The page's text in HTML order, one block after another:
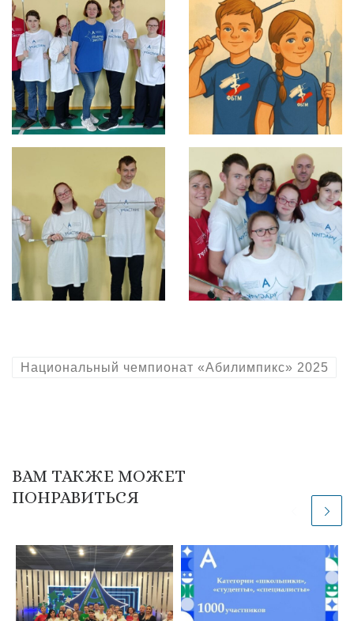
Национальный чемпионат «Абилимпикс» 2025
ВАМ ТАКЖЕ МОЖЕТ
ПОНРАВИТЬСЯ